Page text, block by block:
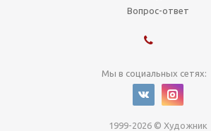
Вопрос-ответ
Мы в социальных сетях:
1999-2026 © Художник